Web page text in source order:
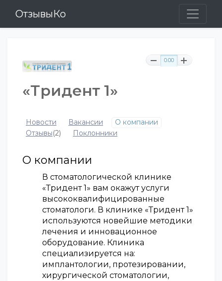
ОтзывыКо
0.00
«Тридент 1»
Новости Вакансии
О компании
Отзывы(2) Поклонники
О компании
В стоматологической клинике
«Тридент 1» вам окажут услуги
высококвалифицированные
стоматологи. В клинике «Тридент 1»
используются новейшие методики
лечения и инновационное
оборудование. Клиника
специализируется на:
имплантологии, протезировании,
хирургической стоматологии,